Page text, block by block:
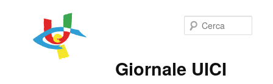
Giornale UICI